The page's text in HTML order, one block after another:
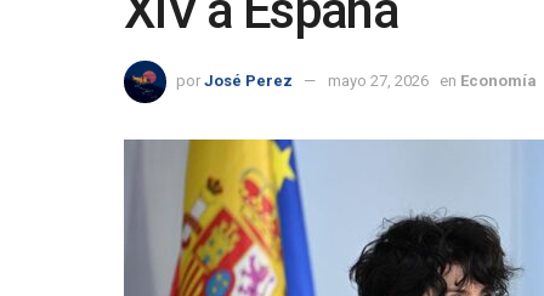
por José Perez mayo 27, 2026 en Economía